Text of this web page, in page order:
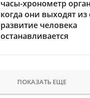
часы-хронометр
когда они выходят из
развитие человека
останавливается
ПОКАЗАТЬ ЕЩЕ